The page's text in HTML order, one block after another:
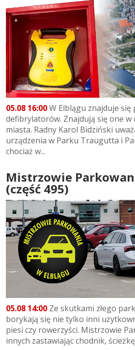
05.08 16:00W Elblągu znajduje się
defibrylatorów. Znajdują się one w
miasta. Radny Karol Bidziński
urządzenia w Parku Traugutta i
chociaż w...
Mistrzowie
(część 495)
05.08 14:00 Ze skutkami złego
borykają się nie tylko inni
piesi czy rowerzyści. Mistrzowie
innych zastawiając chodnik,